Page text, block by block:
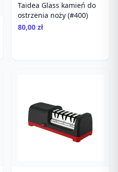
Taidea Glass kamień do
ostrzenia noży (#400)
80,00 zł